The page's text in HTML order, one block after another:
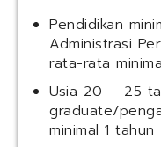
Pendidikan
Administrasi
rata-rata
Usia 20 – 25
graduate/
minimal 1 tahun